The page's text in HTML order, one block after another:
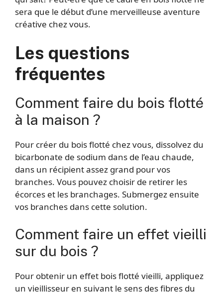
sera que le début d’une merveilleuse aventure
créative chez vous.
Les questions
fréquentes
Comment faire du bois flotté
à la maison ?
Pour créer du bois flotté chez vous, dissolvez du
bicarbonate de sodium dans de l’eau chaude,
dans un récipient assez grand pour vos
branches. Vous pouvez choisir de retirer les
écorces et les branchages. Submergez ensuite
vos branches dans cette solution.
Comment faire un effet vieilli
sur du bois ?
Pour obtenir un effet bois flotté vieilli, appliquez
un vieillisseur en suivant le sens des fibres du